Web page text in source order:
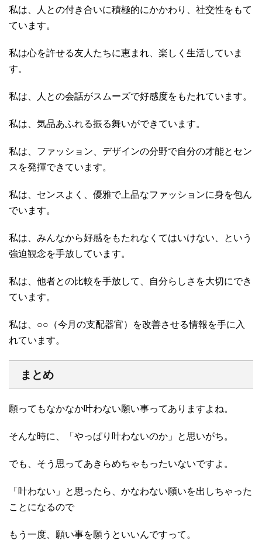
私は、人との付き合いに積極的にかかわり、社交性をもて
ています。
私は心を許せる友人たちに恵まれ、楽しく生活していま
す。
私は、人との会話がスムーズで好感度をもたれています。
私は、気品あふれる振る舞いができています。
私は、ファッション、デザインの分野で自分の才能とセン
スを発揮できています。
私は、センスよく、優雅で上品なファッションに身を包ん
でいます。
私は、みんなから好感をもたれなくてはいけない、という
強迫観念を手放しています。
私は、他者との比較を手放して、自分らしさを大切にでき
ています。
私は、○○（今月の支配器官）を改善させる情報を手に入
れています。
まとめ
願ってもなかなか叶わない願い事ってありますよね。
そんな時に、「やっぱり叶わないのか」と思いがち。
でも、そう思ってあきらめちゃもったいないですよ。
「叶わない」と思ったら、かなわない願いを出しちゃった
ことになるので
もう一度、願い事を願うといいんですって。